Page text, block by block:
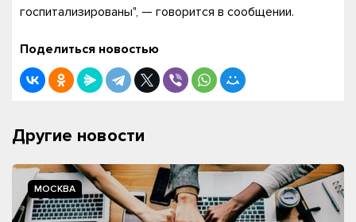
госпитализированы", — говорится в сообщении.
Поделиться новостью
Другие новости
МОСКВА